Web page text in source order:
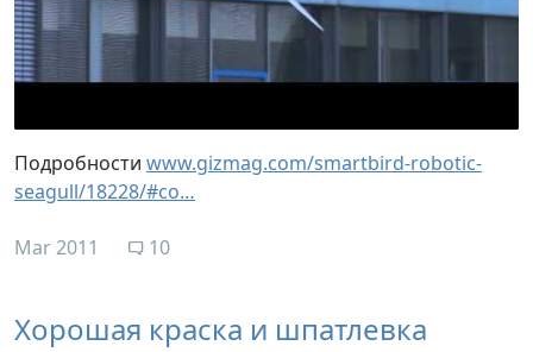
Подробности www.gizmag.com/smartbird-robotic-
seagull/18228/#co…
Mar 2011 10
Хорошая краска и шпатлевка